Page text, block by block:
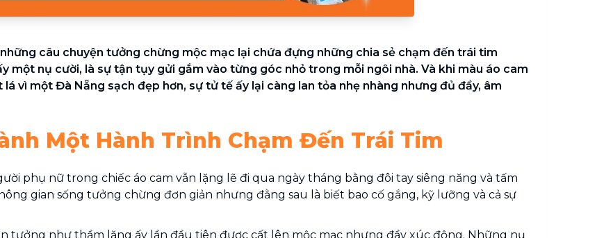
câu chuyện tưởng chừng mộc mạc lại chứa đựng những chia sẻ chạm đến trái tim
một nụ cười, là sự tận tụy gửi gắm vào từng góc nhỏ trong mỗi ngôi nhà. Và khi màu áo cam
vì một Đà Nẵng sạch đẹp hơn, sự tử tế ấy lại càng lan tỏa nhẹ nhàng nhưng đủ đầy, âm
Một Hành Trình Chạm Đến Trái Tim
phụ nữ trong chiếc áo cam vẫn lặng lẽ đi qua ngày tháng bằng đôi tay siêng năng và tấm
gian sống tưởng chừng đơn giản nhưng đằng sau là biết bao cố gắng, kỹ lưỡng và cả sự
tưởng như thầm lặng ấy lần đầu tiên được cất lên mộc mạc nhưng đầy xúc động. Những nụ